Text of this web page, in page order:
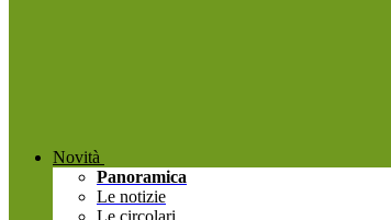
Novità
Panoramica
Le notizie